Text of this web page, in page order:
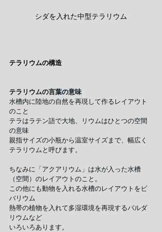
シダを入れた中型テラリウム
テラリウムの構造
テラリウムの言葉の意味
水槽内に陸地の自然を再現して作るレイアウト
のこと
テラはラテン語で大地、リウムはひとつの空間
の意味
親指サイズの小瓶から温室サイズまで、幅広く
テラリウムと呼びます。
ちなみに「アクアリウム」は水が入った水槽
（空間）のレイアウトのこと。
この他にも動物を入れる水槽のレイアウトをビ
バリウム
熱帯の植物を入れて多湿環境を再現するパルダ
リウムなど
いろいろあります。